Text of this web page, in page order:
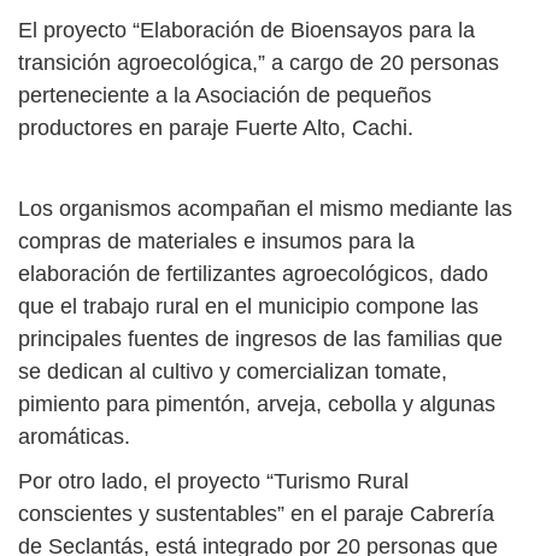
El proyecto “Elaboración de Bioensayos para la
transición agroecológica,” a cargo de 20 personas
perteneciente a la Asociación de pequeños
productores en paraje Fuerte Alto, Cachi.
Los organismos acompañan el mismo mediante las
compras de materiales e insumos para la
elaboración de fertilizantes agroecológicos, dado
que el trabajo rural en el municipio compone las
principales fuentes de ingresos de las familias que
se dedican al cultivo y comercializan tomate,
pimiento para pimentón, arveja, cebolla y algunas
aromáticas.
Por otro lado, el proyecto “Turismo Rural
conscientes y sustentables” en el paraje Cabrería
de Seclantás, está integrado por 20 personas que